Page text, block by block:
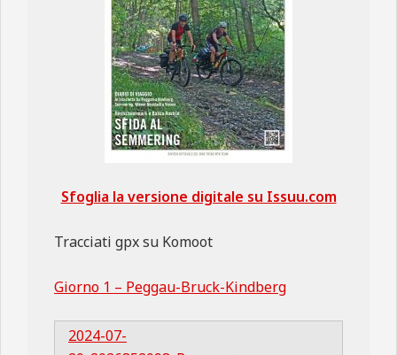
Sfoglia la versione digitale su Issuu.com
Tracciati gpx su Komoot
Giorno 1 – Peggau-Bruck-Kindberg
2024-07-